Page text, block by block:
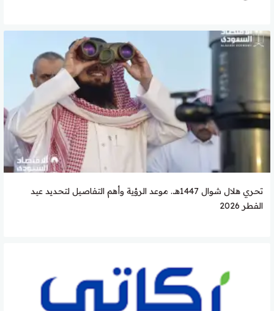
تحري هلال شوال 1447هـ.. موعد الرؤية وأهم التفاصيل لتحديد عيد
الفطر 2026